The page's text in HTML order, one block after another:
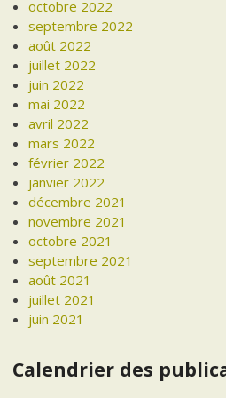
octobre 2022
septembre 2022
août 2022
juillet 2022
juin 2022
mai 2022
avril 2022
mars 2022
février 2022
janvier 2022
décembre 2021
novembre 2021
octobre 2021
septembre 2021
août 2021
juillet 2021
juin 2021
Calendrier des